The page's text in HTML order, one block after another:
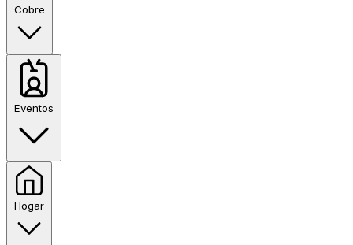
Cobre
Eventos
Hogar